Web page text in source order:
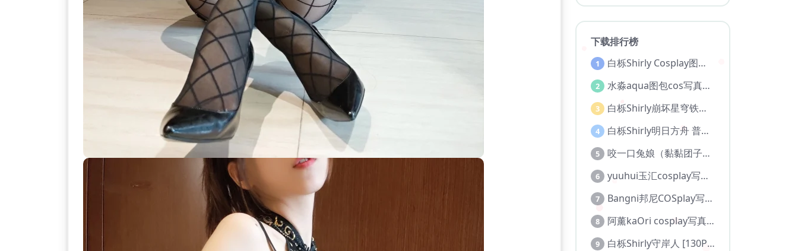
下载排行榜
1 白栎Shirly Cosplay图片图集合集
2 水淼aqua图包cos写真图集全部作品合集【持续更新..】
3 白栎Shirly崩坏星穹铁道 大黑塔 [130P 30V]
4 白栎Shirly明日方舟 普瑞赛斯博士服[130P25V-5.76G]
5 咬一口兔娘（黏黏团子兔）cos写真图包合集
6 yuuhui玉汇cosplay写真合集
7 Bangni邦尼COSplay写真图集【持续更新】
8 阿薰kaOri cosplay写真作品合集
9 白栎Shirly守岸人 [130P 27V]